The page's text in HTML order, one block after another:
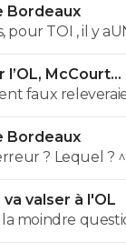
Bordeaux
pour TOI , il y
QU IL ARRIVE
compte que
faillit couler
au
l’OL, McCourt
faux
documenté et
Bordeaux
? Lequel ?
valser à l'OL
la moindre